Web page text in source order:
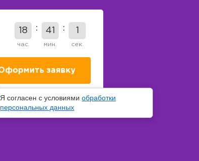
18
час.
41
мин.
0
сек.
Я согласен с условиямиобработки
персональных данных